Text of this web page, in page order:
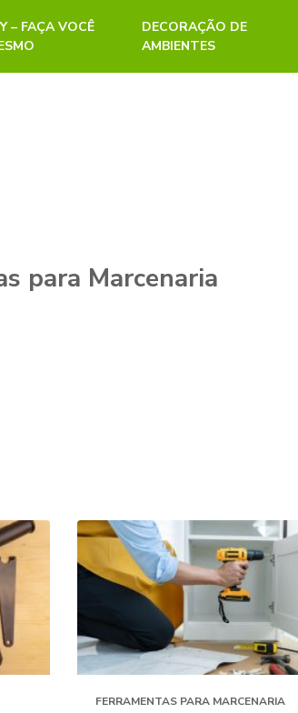
– FAÇA VOCÊ
DECORAÇÃO DE
AMBIENTES
FERRAMENTAS PARA MARCENARIA